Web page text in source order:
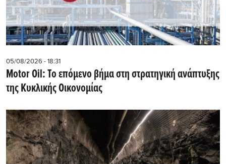
05/08/2026 - 18:31
Motor Oil: Το επόμενο βήμα στη στρατηγική ανάπτυξης
της Κυκλικής Οικονομίας